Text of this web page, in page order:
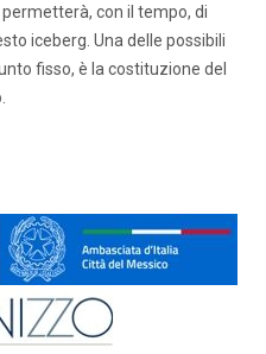
con il tempo, di
iceberg. Una delle possibili
fisso, è la costituzione del